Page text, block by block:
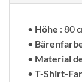
• Höhe : 80
•
• Material
• T-Shirt-